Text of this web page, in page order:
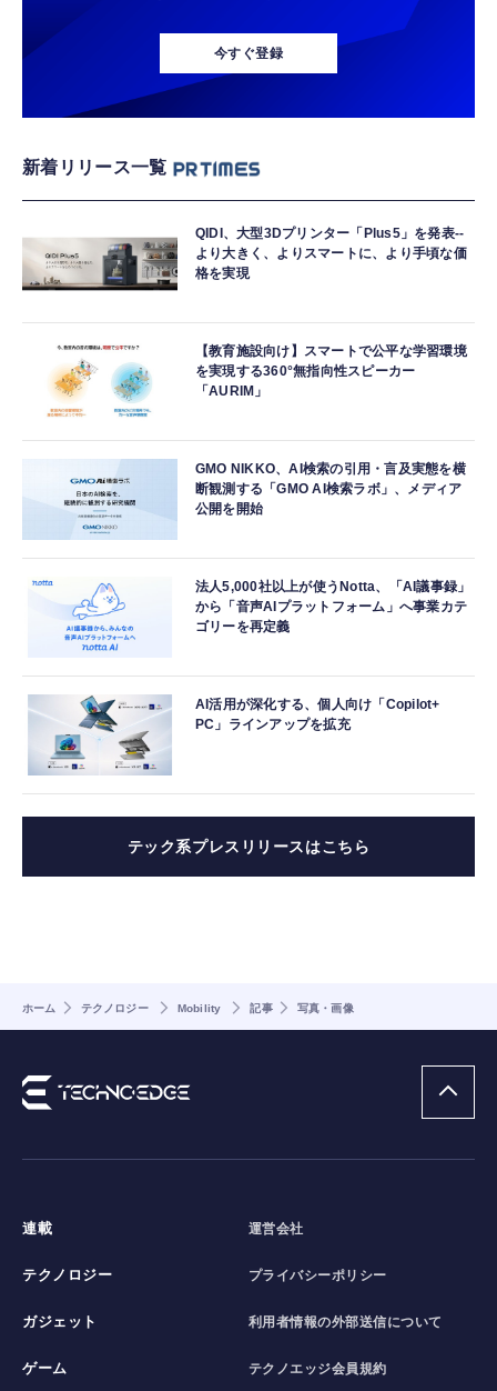
今すぐ登録
新着リリース一覧
QIDI、大型3Dプリンター「Plus5」を発表--
より大きく、よりスマートに、より手頃な価
格を実現
【教育施設向け】スマートで公平な学習環境
を実現する360°無指向性スピーカー
「AURIM」
GMO NIKKO、AI検索の引用・言及実態を横
断観測する「GMO AI検索ラボ」、メディア
公開を開始
法人5,000社以上が使うNotta、「AI議事録」
から「音声AIプラットフォーム」へ事業カテ
ゴリーを再定義
AI活用が深化する、個人向け「Copilot+
PC」ラインアップを拡充
テック系プレスリリースはこちら
ホーム テクノロジー Mobility 記事 写真・画像
連載
テクノロジー
ガジェット
ゲーム
運営会社
プライバシーポリシー
利用者情報の外部送信について
テクノエッジ会員規約